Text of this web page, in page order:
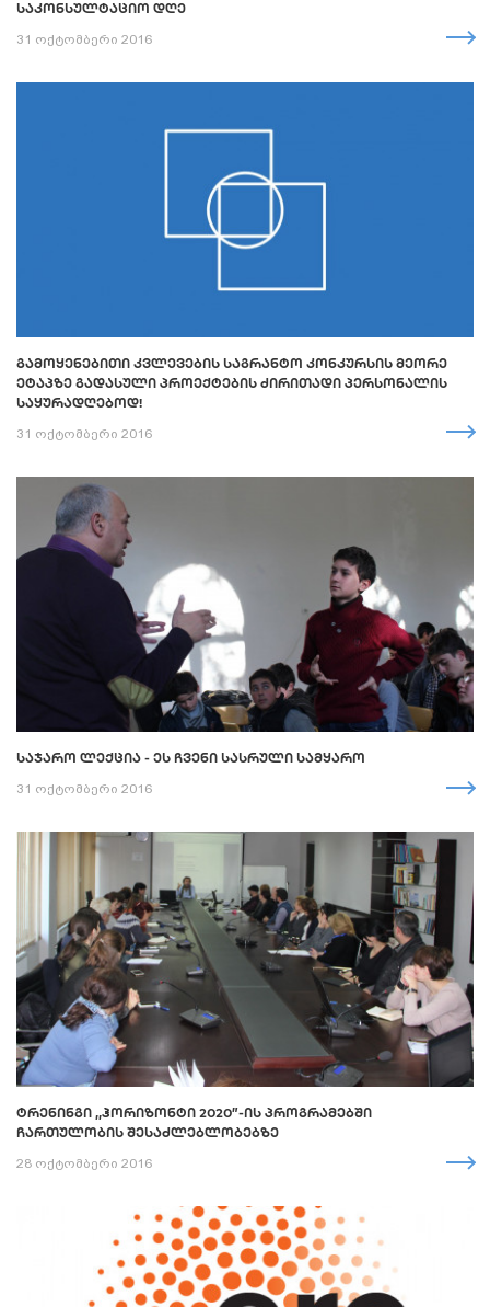
ᲡᲐᲙᲝᲜᲡᲣᲚᲢᲐᲪᲘᲝ ᲓᲦᲔ
31 ოქტომბერი 2016
ᲒᲐᲛᲝᲧᲔᲜᲔᲑᲘᲗᲘ ᲙᲕᲚᲔᲕᲔᲑᲘᲡ ᲡᲐᲒᲠᲐᲜᲢᲝ ᲙᲝᲜᲙᲣᲠᲡᲘᲡ ᲛᲔᲝᲠᲔ
ᲔᲢᲐᲞᲖᲔ ᲒᲐᲓᲐᲡᲣᲚᲘ ᲞᲠᲝᲔᲥᲢᲔᲑᲘᲡ ᲫᲘᲠᲘᲗᲐᲓᲘ ᲞᲔᲠᲡᲝᲜᲐᲚᲘᲡ
ᲡᲐᲧᲣᲠᲐᲓᲦᲔᲑᲝᲓ!
31 ოქტომბერი 2016
ᲡᲐᲯᲐᲠᲝ ᲚᲔᲥᲪᲘᲐ - ᲔᲡ ᲩᲕᲔᲜᲘ ᲡᲐᲡᲠᲣᲚᲘ ᲡᲐᲛᲧᲐᲠᲝ
31 ოქტომბერი 2016
ᲢᲠᲔᲜᲘᲜᲒᲘ ,,ᲰᲝᲠᲘᲖᲝᲜᲢᲘ 2020”-ᲘᲡ ᲞᲠᲝᲒᲠᲐᲛᲔᲑᲨᲘ
ᲩᲐᲠᲗᲣᲚᲝᲑᲘᲡ ᲨᲔᲡᲐᲫᲚᲔᲑᲚᲝᲑᲔᲑᲖᲔ
28 ოქტომბერი 2016